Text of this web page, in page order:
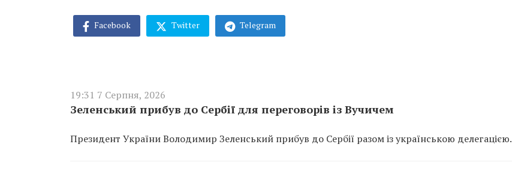
Facebook Twitter Telegram
19:31 7 Серпня, 2026
Зеленський прибув до Сербії для переговорів із Вучичем
Президент України Володимир Зеленський прибув до Сербії разом із українською делегацією.